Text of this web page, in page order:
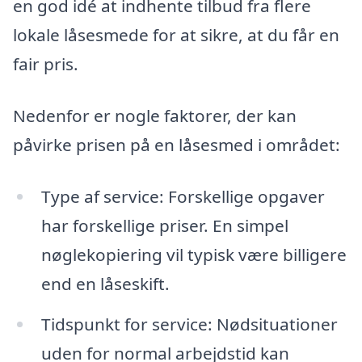
en god idé at indhente tilbud fra flere
lokale låsesmede for at sikre, at du får en
fair pris.
Nedenfor er nogle faktorer, der kan
påvirke prisen på en låsesmed i området:
Type af service: Forskellige opgaver
har forskellige priser. En simpel
nøglekopiering vil typisk være billigere
end en låseskift.
Tidspunkt for service: Nødsituationer
uden for normal arbejdstid kan